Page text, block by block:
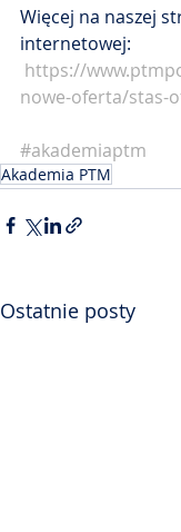
Więcej na naszej
internetowej:
https://
nowe-oferta/stas-
#akademiaptm
Akademia PTM
Ostatnie posty